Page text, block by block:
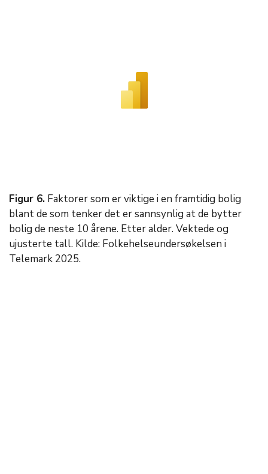
Figur 6. Faktorer som er viktige i en framtidig bolig
blant de som tenker det er sannsynlig at de bytter
bolig de neste 10 årene. Etter alder. Vektede og
ujusterte tall. Kilde: Folkehelseundersøkelsen i
Telemark 2025.